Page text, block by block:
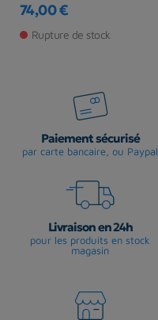
Prix
74,00 €
Rupture de stock
Paiement sécurisé
par carte bancaire, ou Paypal
Livraison en 24h
pour les produits en stock
magasin